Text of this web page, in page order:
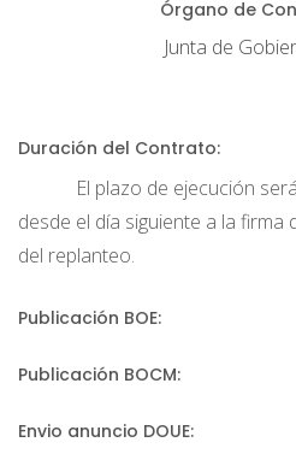
Órgano de
Junta de
Duración del Contrato:
El plazo de ejecución será
desde el día siguiente a la
del replanteo.
Publicación BOE:
Publicación BOCM:
Envio anuncio DOUE: